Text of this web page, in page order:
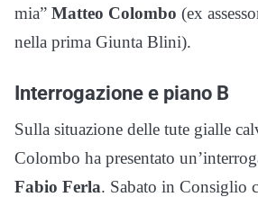
mia” Matteo Colombo (ex
nella prima Giunta Blini).
Interrogazione e piano B
Sulla situazione delle tute gialle
Colombo ha presentato
Fabio Ferla. Sabato in Consiglio